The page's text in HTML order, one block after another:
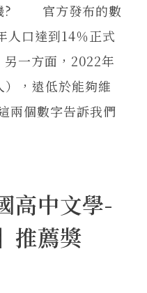
機? 官方發布的數
人口達到14％正式
一方面，2022年
，遠低於能夠維
兩個數字告訴我們
高中文學-
推薦獎